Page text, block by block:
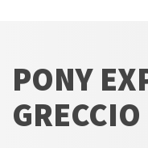
PONY
GRECCIO